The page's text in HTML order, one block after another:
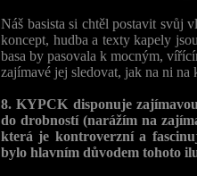
Náš basista si chtěl postavit svůj
koncept, hudba a texty kapely
basa by pasovala k mocným,
zajímavé jej sledovat, jak na ni
8. KYPCK disponuje
do drobností (narážím na
která je kontroverzní a
bylo hlavním důvodem tohoto